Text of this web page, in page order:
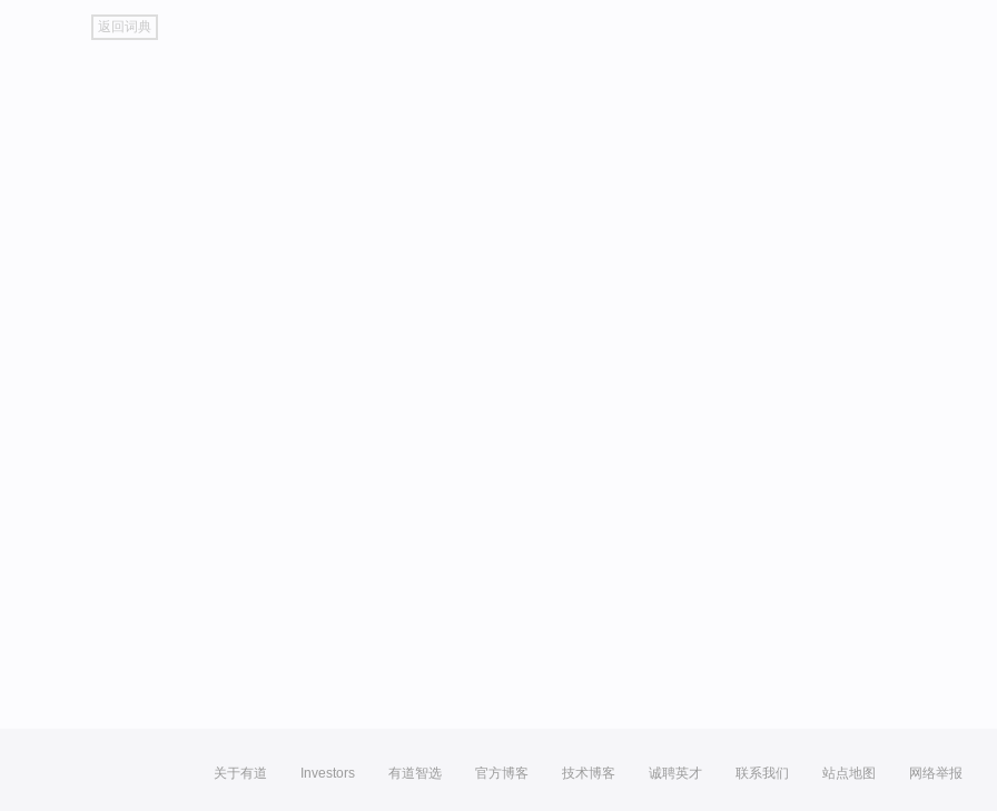
go
top
返回词典
关于有道 Investors 有道智选 官方博客 技术博客 诚聘英才 联系我们 站点地图 网络举报